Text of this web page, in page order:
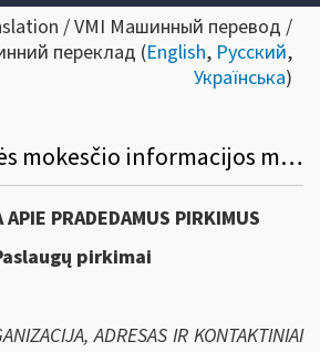
/ VMI Машинный перевод /
переклад (English, Русский,
Українська)
Pridėtinės vertės mokesčio informacijos mainams tarp ES valstybių skirtos informacinės sistemos ITIS_EU modernizavimo paslaugų viešasis pirkimas
PRADEDAMUS PIRKIMUS
pirkimai
ADRESAS IR KONTAKTINIAI